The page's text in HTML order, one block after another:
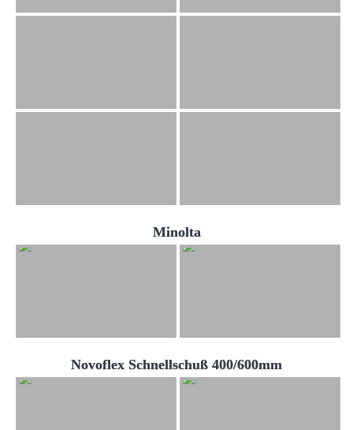
Minolta
Novoflex Schnellschuß 400/600mm